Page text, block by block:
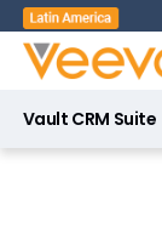
Vault CRM Suite